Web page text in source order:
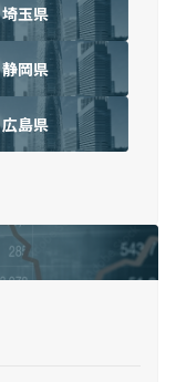
埼玉県
静岡県
広島県